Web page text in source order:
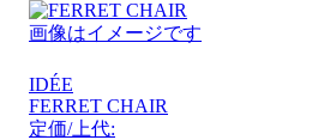
画像はイメージです
IDÉE
FERRET CHAIR
定価/上代: